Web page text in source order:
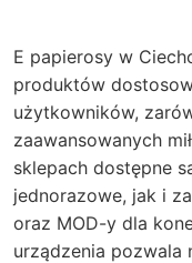
E papierosy w
produktów
użytkowników,
zaawansowanych
sklepach dostępne
jednorazowe, jak i
oraz MOD-y dla
urządzenia pozwala